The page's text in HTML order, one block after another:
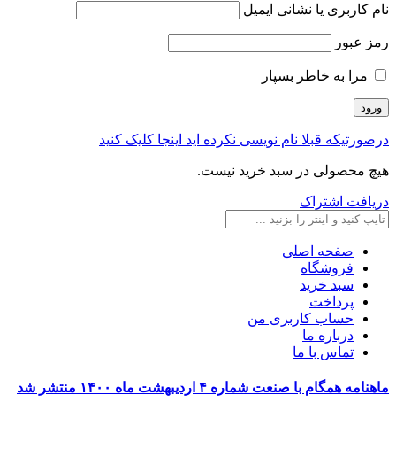
نام کاربری یا نشانی ایمیل
رمز عبور
مرا به خاطر بسپار
درصورتیکه قبلا نام نویسی نکرده اید اینجا کلیک کنید
هیچ محصولی در سبد خرید نیست.
دریافت اشتراک
صفحه اصلی
فروشگاه
سبد خرید
پرداخت
حساب کاربری من
درباره ما
تماس با ما
ماهنامه همگام با صنعت شماره ۴ اردیبهشت ماه ۱۴۰۰ منتشر شد